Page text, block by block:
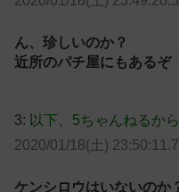
ん、珍しいのか？
近所のパチ屋にもあるぞ
3: 以下、5ちゃんねるか
2020/01/18(土)
ケンシロウはいないのか